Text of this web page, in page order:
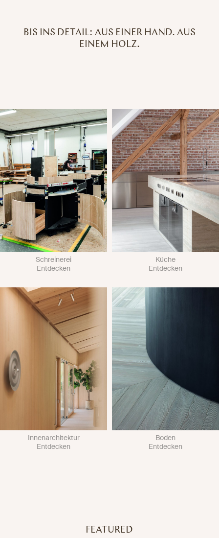
BIS INS DETAIL: AUS EINER HAND. AUS
EINEM HOLZ.
Schreinerei
Entdecken
Küche
Entdecken
Innenarchitektur
Entdecken
Boden
Entdecken
FEATURED